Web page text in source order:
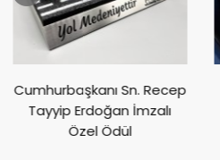
Cumhurbaşkanı Sn. Recep
Tayyip Erdoğan İmzalı
Özel Ödül